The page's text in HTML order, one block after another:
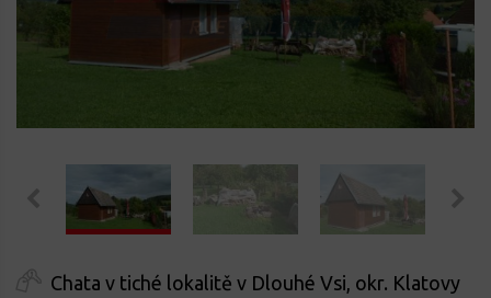
Chata v tiché lokalitě v Dlouhé Vsi, okr. Klatovy